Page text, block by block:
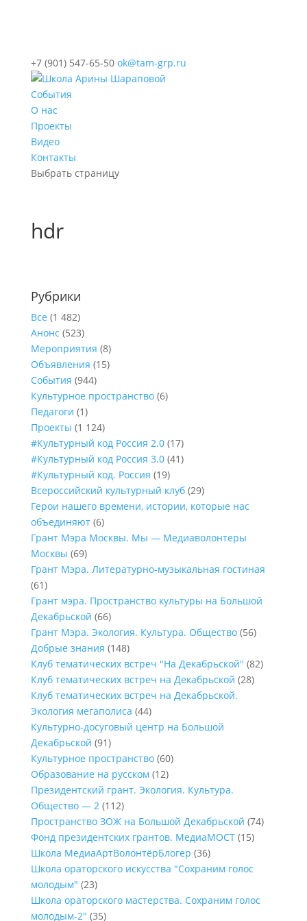
+7 (901) 547-65-50 ok@tam-grp.ru
События
О нас
Проекты
Видео
Контакты
Выбрать страницу
hdr
Рубрики
Все (1 482)
Анонс (523)
Мероприятия (8)
Объявления (15)
События (944)
Культурное пространство(6)
Педагоги (1)
Проекты (1 124)
#Культурный код Россия 2.0(17)
#Культурный код Россия 3.0(41)
#Культурный код. Россия (19)
Всероссийский культурный клуб(29)
Герои нашего времени, истории, которые нас
объединяют(6)
Грант Мэра Москвы. Мы — Медиаволонтеры
Москвы (69)
Грант Мэра. Литературно-музыкальная гостиная
(61)
Грант мэра. Пространство культуры на Большой
Декабрьской (66)
Грант Мэра. Экология. Культура. Общество(56)
Добрые знания (148)
Клуб тематических встреч "На Декабрьской" (82)
Клуб тематических встреч на Декабрьской (28)
Клуб тематических встреч на Декабрьской.
Экология мегаполиса (44)
Культурно-досуговый центр на Большой
Декабрьской (91)
Культурное пространство(60)
Образование на русском (12)
Президентский грант. Экология. Культура.
Общество — 2(112)
Пространство ЗОЖ на Большой Декабрьской (74)
Фонд президентских грантов. МедиаМОСТ(15)
Школа МедиаАртВолонтёрБлогер (36)
Школа ораторского искусства "Сохраним голос
молодым" (23)
Школа ораторского мастерства. Сохраним голос
молодым-2" (35)